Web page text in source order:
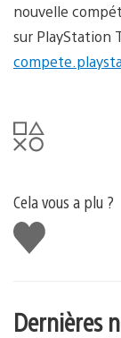
nouvelle
sur PlayStation
Cela vous a plu ?
J'aime
Dernières